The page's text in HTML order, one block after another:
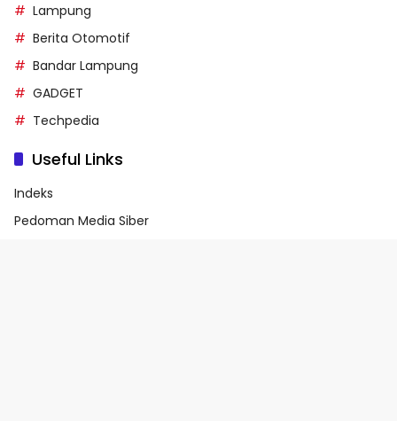
Lampung
Berita Otomotif
Bandar Lampung
GADGET
Techpedia
Useful Links
Indeks
Pedoman Media Siber